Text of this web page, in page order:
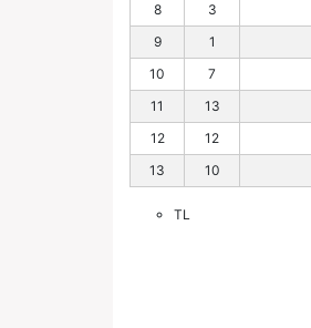
8
3
9
1
10
7
11
13
12
12
13
10
TL